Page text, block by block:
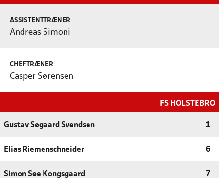
ASSISTENTTRÆNER
Andreas Simoni
CHEFTRÆNER
Casper Sørensen
FS HOLSTEBRO
Gustav Søgaard Svendsen 1
Elias Riemenschneider 6
Simon Søe Kongsgaard 7